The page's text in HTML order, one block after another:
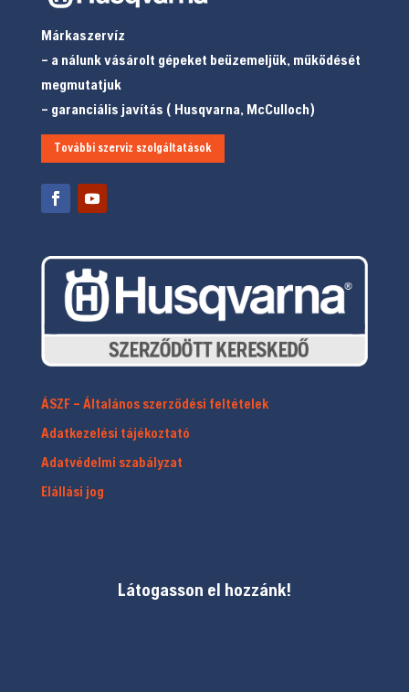
Márkaszervíz
– a nálunk vásárolt gépeket beüzemeljük, működését
megmutatjuk
– garanciális javítás ( Husqvarna, McCulloch)
További szerviz szolgáltatások
ÁSZF – Általános szerződési feltételek
Adatkezelési tájékoztató
Adatvédelmi szabályzat
Elállási jog
Látogasson el hozzánk!